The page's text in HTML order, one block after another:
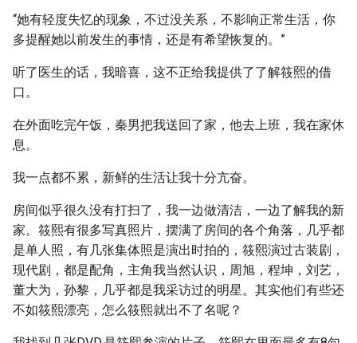
“她有轻度失忆的现象，不过没关系，不影响正常生活，你
多提醒她以前发生的事情，还是有希望恢复的。”
听了医生的话，我暗喜，这不正给我提供了了解筱熙的借
口。
在外面吃完午饭，秦男把我送回了家，他去上班，我在家休
息。
我一点都不累，新鲜的生活让我十分亢奋。
房间似乎很久没有打扫了，我一边做清洁，一边了解我的新
家。筱熙有很多写真照片，摆满了房间的各个角落，几乎都
是单人照，有几张集体照是演出时拍的，筱熙演过古装剧，
现代剧，都是配角，主角我当然认识，周旭，程坤，刘艺，
董大为，孙黎，几乎都是我采访过的明星。其实他们有些还
不如筱熙漂亮，怎么筱熙就出不了名呢？